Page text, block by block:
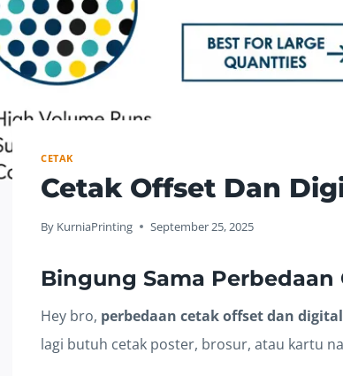
CETAK
Cetak Offset Dan
By KurniaPrinting September 25, 2025
Bingung Sama Perbedaan
Hey bro, perbedaan cetak offset dan digital
lagi butuh cetak poster, brosur, atau kartu